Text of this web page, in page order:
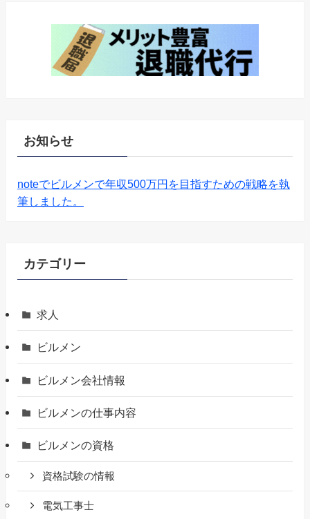
お知らせ
noteでビルメンで年収500万円を目指すための戦略を執
筆しました。
カテゴリー
求人
ビルメン
ビルメン会社情報
ビルメンの仕事内容
ビルメンの資格
資格試験の情報
電気工事士